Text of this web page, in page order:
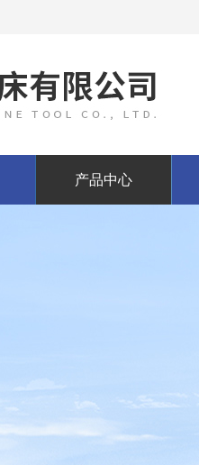
产品中心